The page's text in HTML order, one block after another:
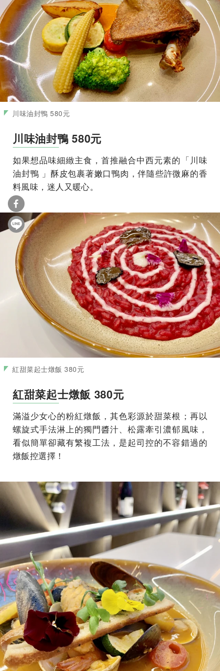
川味油封鴨 580元
川味油封鴨 580元
如果想品味細緻主食，首推融合中西元素的「川味
油封鴨 」酥皮包裹著嫩口鴨肉，伴隨些許微麻的香
料風味，迷人又暖心。
紅甜菜起士燉飯 380元
紅甜菜起士燉飯 380元
滿溢少女心的粉紅燉飯，其色彩源於甜菜根；再以
螺旋式手法淋上的獨門醬汁、松露牽引濃郁風味，
看似簡單卻藏有繁複工法，是起司控的不容錯過的
燉飯控選擇！